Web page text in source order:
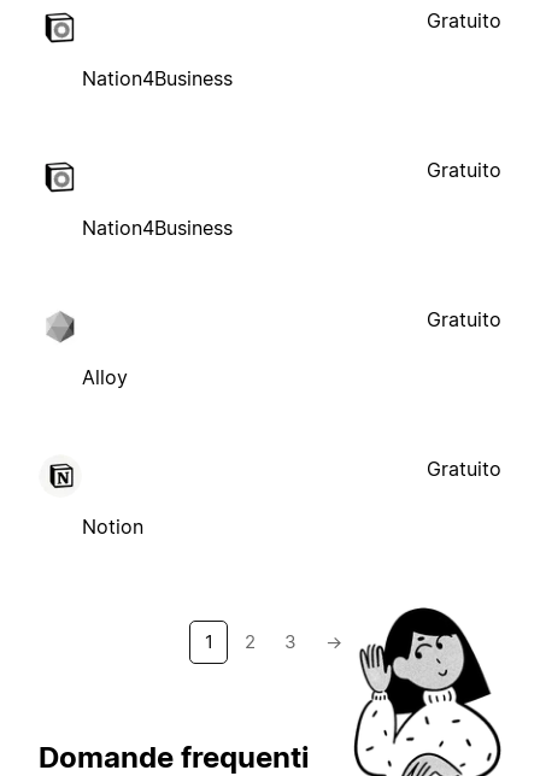
Nation4Business
Gratuito
Nation4Business
Gratuito
Alloy
Gratuito
Notion
Gratuito
1 2 3 →
Domande frequenti